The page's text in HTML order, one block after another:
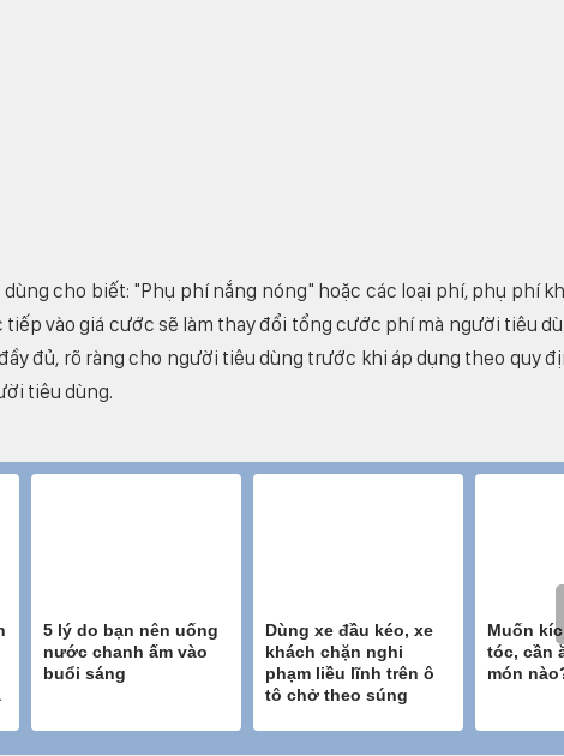
cho biết: "Phụ phí nắng nóng" hoặc các loại phí, phụ phí
vào giá cước sẽ làm thay đổi tổng cước phí mà người tiêu
đủ, rõ ràng cho người tiêu dùng trước khi áp dụng theo quy
tiêu dùng.